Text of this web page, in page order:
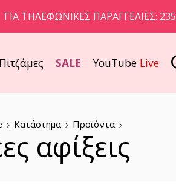
ΓΙΑ ΤΗΛΕΦΩΝΙΚΈΣ ΠΑΡΑΓΓΕΛΊΕΣ:
Πιτζάμες SALE YouTube Live
Κατάστημα Προϊόντα
αφίξεις